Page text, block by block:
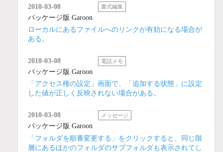
2010-03-08 書式編集
パッケージ版 Garoon
ローカルにあるファイルへのリンクが有効になる場合が
ある。
2010-03-08 電話メモ
パッケージ版 Garoon
「アクセス権の設定」画面で、「追加する状態」に設定
した値が正しく反映されない場合がある。
2010-03-08 メッセージ
パッケージ版 Garoon
「フォルダを順番変更する」をクリックすると、同じ階
層にあるほかのフォルダのサブフォルダも表示されてし